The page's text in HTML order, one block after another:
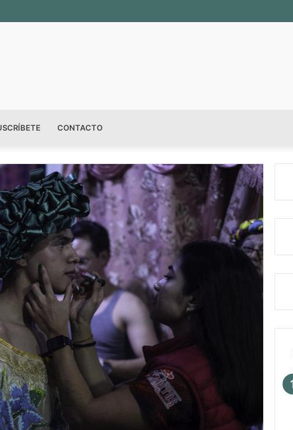
sala permanente «Pedro Valtierra» en la Fototeca de Zacatecas
CONTACTO